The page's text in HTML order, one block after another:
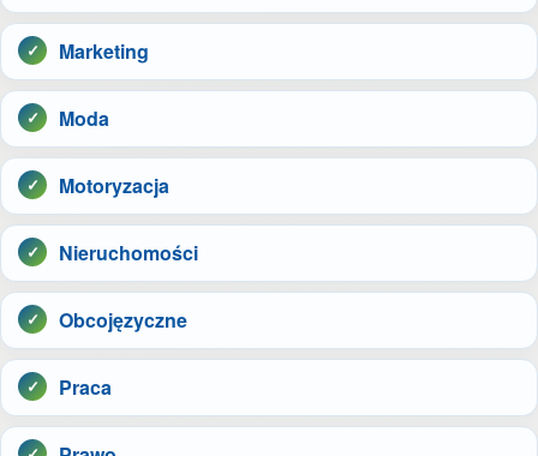
Marketing
Moda
Motoryzacja
Nieruchomości
Obcojęzyczne
Praca